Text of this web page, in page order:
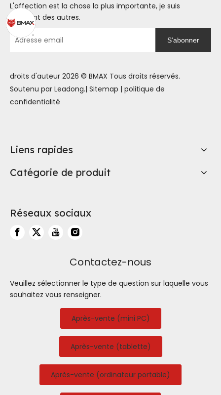
L'affection est la chose la plus importante, je suis
différent des autres.
S’abonner
droits d'auteur 2026 © BMAX Tous droits réservés.
Soutenu par Leadong.| Sitemap | politique de
confidentialité
Liens rapides
Catégorie de produit
Réseaux sociaux
Contactez-nous
Veuillez sélectionner le type de question sur laquelle vous
souhaitez vous renseigner.
Après-vente (mini PC)
Après-vente (tablette)
Après-vente (ordinateur portable)